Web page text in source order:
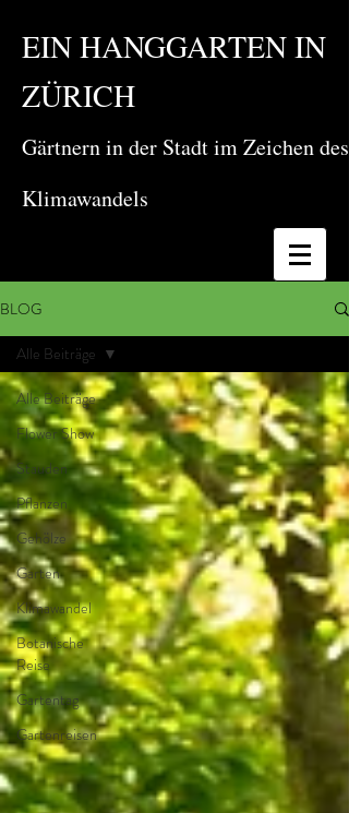
EIN HANGGARTEN IN
ZÜRICH
Gärtnern in der Stadt im Zeichen des
Klimawandels
BLOG
Alle Beiträge
Flower Show
Stauden
Pflanzen
Gehölze
Garten
Klimawandel
Botanische
Reise
Gartentag
Gartenreisen
Alle Beiträge